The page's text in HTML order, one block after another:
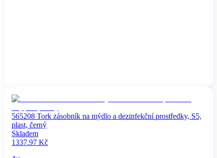
565208 Tork zásobník na mýdlo a dezinfekční prostředky, S5,
plast, černý
Skladem
1337.97 Kč